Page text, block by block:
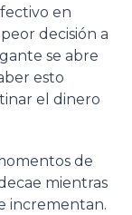
en
decisión a
se abre
esto
el dinero
de
mientras
incrementan.